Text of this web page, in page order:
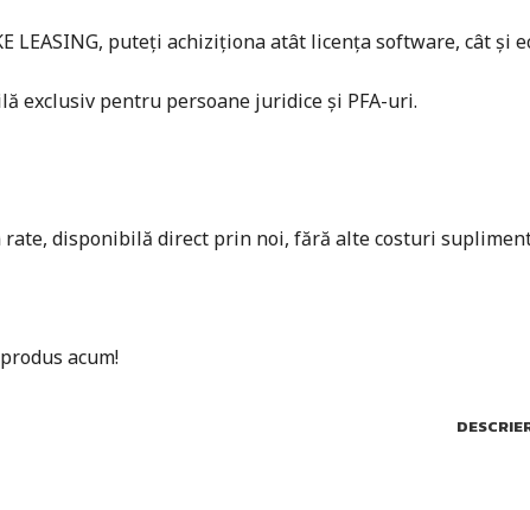
LEASING, puteți achiziționa atât licența software, cât
exclusiv pentru persoane juridice și PFA-uri.
disponibilă direct prin noi, fără alte costuri
acum!